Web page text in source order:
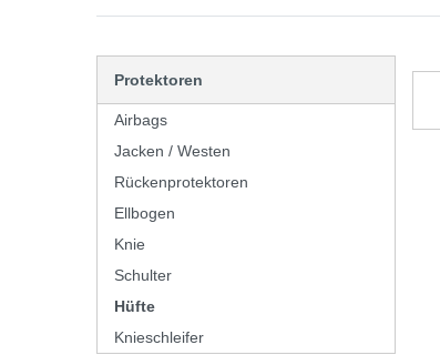
Protektoren
Airbags
Jacken / Westen
Rückenprotektoren
Ellbogen
Knie
Schulter
Hüfte
Knieschleifer